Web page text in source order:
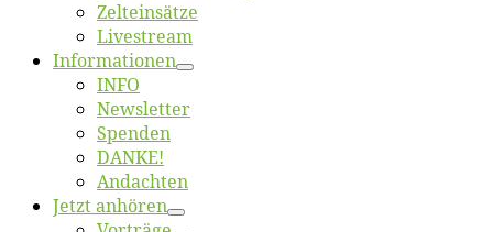
Zelt­ein­sät­ze
Live­stream
Informatio­nen
INFO
News­let­ter
Spen­den
DANKE!
An­dach­ten
Jetzt an­hö­ren